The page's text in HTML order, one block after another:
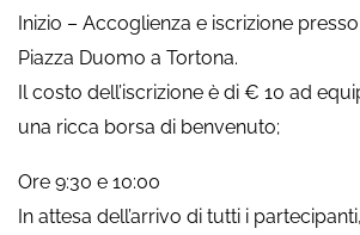
Inizio – Accoglienza e iscrizione
Piazza Duomo a Tortona.
Il costo dell’iscrizione è di € 10 ad
una ricca borsa di benvenuto;
Ore 9:30 e 10:00
In attesa dell’arrivo di tutti i